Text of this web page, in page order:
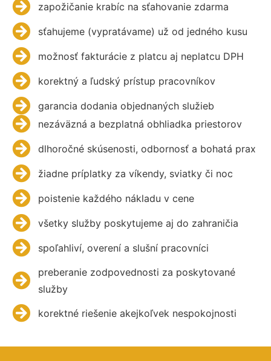
zapožičanie krabíc na sťahovanie zdarma
sťahujeme (vypratávame) už od jedného kusu
možnosť fakturácie z platcu aj neplatcu DPH
korektný a ľudský prístup pracovníkov
garancia dodania objednaných služieb
nezáväzná a bezplatná obhliadka priestorov
dlhoročné skúsenosti, odbornosť a bohatá prax
žiadne príplatky za víkendy, sviatky či noc
poistenie každého nákladu v cene
všetky služby poskytujeme aj do zahraničia
spoľahliví, overení a slušní pracovníci
preberanie zodpovednosti za poskytované
služby
korektné riešenie akejkoľvek nespokojnosti